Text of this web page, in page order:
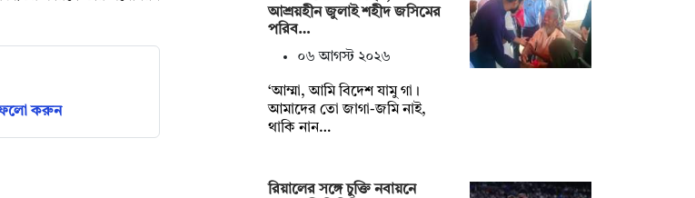
ফলো করুন
আশ্রয়হীন জুলাই শহীদ জসিমের
পরিব…
০৬ আগস্ট ২০২৬
‘আম্মা, আমি বিদেশ যামু গা।
আমাদের তো জাগা-জমি নাই,
থাকি নান…
রিয়ালের সঙ্গে চুক্তি নবায়নে